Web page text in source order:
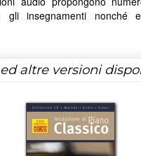
insegnamenti nonché
altre versioni